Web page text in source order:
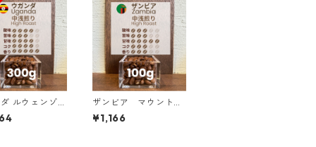
ゾリ
ン・ムーン
ー” ナチュラル
ザンビア マウント・
スンズ農園 AA+ スタ
ーマヤ＆マルセレサ 1
¥1,166